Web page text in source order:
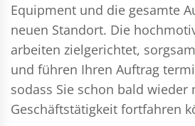
Equipment und die gesamte
neuen Standort. Die
arbeiten zielgerichtet,
und führen Ihren Auftrag
sodass Sie schon bald wieder
Geschäftstätigkeit fortfahren